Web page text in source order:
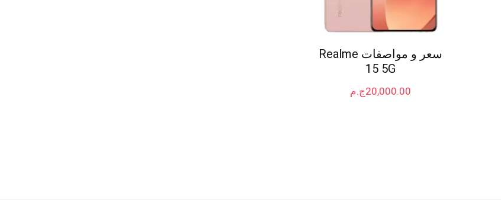
سعر و مواصفات Realme
15 5G
ج.م20,000.00